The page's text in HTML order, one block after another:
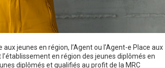
jeunes en région, l’Agent ou l’Agent-e Place aux
en région des jeunes diplômés en
diplômés et qualifiés au profit de la MRC